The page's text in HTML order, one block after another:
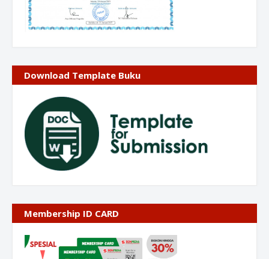
Download Template Buku
Membership ID CARD